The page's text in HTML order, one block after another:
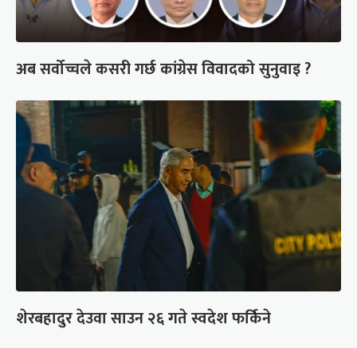
अब सर्वोच्चले कसरी गर्छ कांग्रेस विवादको सुनुवाइ ?
शेरबहादुर देउवा साउन २६ गते स्वदेश फर्किने